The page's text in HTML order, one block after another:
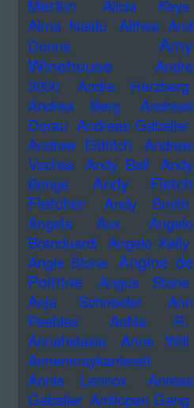
Merton
Alicia Keys
Alma Naidu
Althea And
Donna
Amy
Winehouse
Andre
3000
Andre Herzberg
Andrea Berg
Andreas
Dorau Andreas Gabalier
Andrew Eldritch
Andrew
Vachss Andy Bell
Andy
Brings
Andy Fletch
Fletcher
Andy Smith
Angela Aux
Angelo
Branduardi Angelo Kelly
Angie Stone Angine de
Poitrine
Angus Stone
Anja Schneider
Ann
Peebles
AnNa R.
Annahstasia
Anne Will
Annenmaykantereit
Annie Lennox
Anreas
Gabalier Antilopen Gang